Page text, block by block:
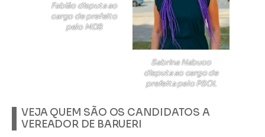
Fabião disputa ao
cargo de prefeito
pelo MDB
Sabrina Nabuco
disputa ao cargo de
prefeita pelo PSOL
VEJA QUEM SÃO OS CANDIDATOS A
VEREADOR DE BARUERI